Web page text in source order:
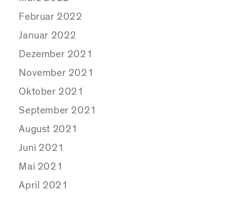
Februar 2022
Januar 2022
Dezember 2021
November 2021
Oktober 2021
September 2021
August 2021
Juni 2021
Mai 2021
April 2021